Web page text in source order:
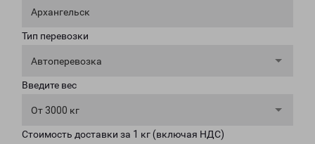
Архангельск
Тип перевозки
Автоперевозка
Введите вес
От 3000 кг
Стоимость доставки за 1 кг (включая НДС)